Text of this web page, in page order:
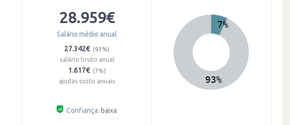
28.959€
Salário médio anual
27.342€ (93%)
salário bruto anual
1.617€ (7%)
ajudas custo anuais
Confiança: baixa